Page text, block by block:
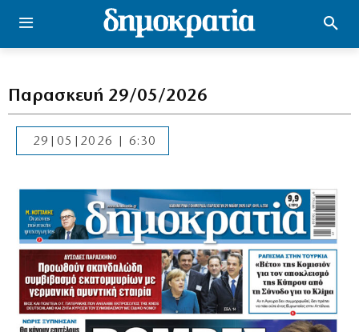
Παρασκευή 29/05/2026
29|05|2026 | 6:30